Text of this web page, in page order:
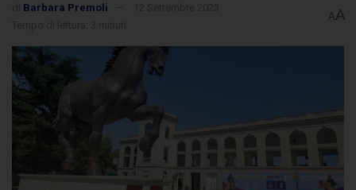
Barbara Premoli
AA